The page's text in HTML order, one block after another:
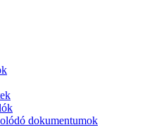
dokumentumok